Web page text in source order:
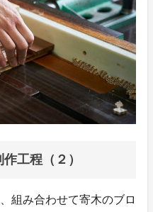
工程（２）
組み合わせて寄木のブロ